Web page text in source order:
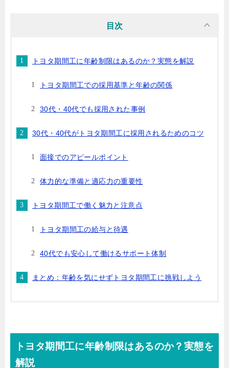
目次
トヨタ期間工に年齢制限はあるのか？実態を解説
トヨタ期間工での採用基準と年齢の関係
30代・40代でも採用された事例
30代・40代がトヨタ期間工に採用されるためのコツ
面接でのアピールポイント
体力的な準備と適応力の重要性
トヨタ期間工で働く魅力と注意点
トヨタ期間工の給与と待遇
40代でも安心して働けるサポート体制
まとめ：年齢を気にせずトヨタ期間工に挑戦しよう
トヨタ期間工に年齢制限はあるのか？実態を
解説